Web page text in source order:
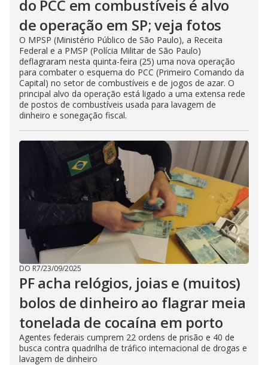
do PCC em combustíveis é alvo
de operação em SP; veja fotos
O MPSP (Ministério Público de São Paulo), a Receita
Federal e a PMSP (Polícia Militar de São Paulo)
deflagraram nesta quinta-feira (25) uma nova operação
para combater o esquema do PCC (Primeiro Comando da
Capital) no setor de combustíveis e de jogos de azar. O
principal alvo da operação está ligado a uma extensa rede
de postos de combustíveis usada para lavagem de
dinheiro e sonegação fiscal.
DO R7/23/09/2025
PF acha relógios, joias e (muitos)
bolos de dinheiro ao flagrar meia
tonelada de cocaína em porto
Agentes federais cumprem 22 ordens de prisão e 40 de
busca contra quadrilha de tráfico internacional de drogas e
lavagem de dinheiro